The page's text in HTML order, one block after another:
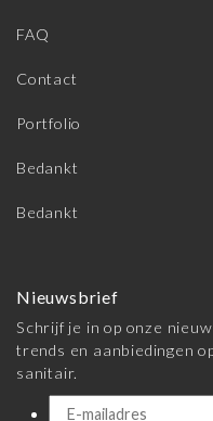
FAQ
Contact
Portfolio
Bedankt
Bedankt
Nieuwsbrief
Schrijf je in op onze
trends en aanbiedingen
sanitair.